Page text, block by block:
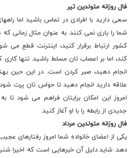
فال روزانه متولدین تیر
سعی دارید با افرادی در تماس باشید اما
شما را یاری نمی کنند. به عنوان مثال زمانی
کشور ارتباط برقرار کنید، اینترنت قطع
کند، اما بر اعصاب تان مسلط باشید. تنها
انجام دهید، صبر کردن است. در این حین
علاقه دارید انجام دهید تا حواس تان پرت
امروز این امکان برایتان فراهم می شود تا
جدیدی از رابطه را با او آغاز کنید.
فال روزانه متولدین مرداد
یکی از اعضای خانواده شما امروز رفتارهای
دهد. شاید دلیل آن خبرهایی است که اخیرا